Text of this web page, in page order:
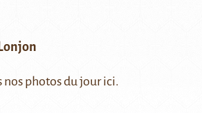
nos photos du jourici.